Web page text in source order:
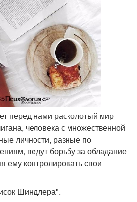
перед нами расколотый мир
человека с множественной
личности, разные по
ведут борьбу за обладание
ему контролировать свои
Шиндлера".